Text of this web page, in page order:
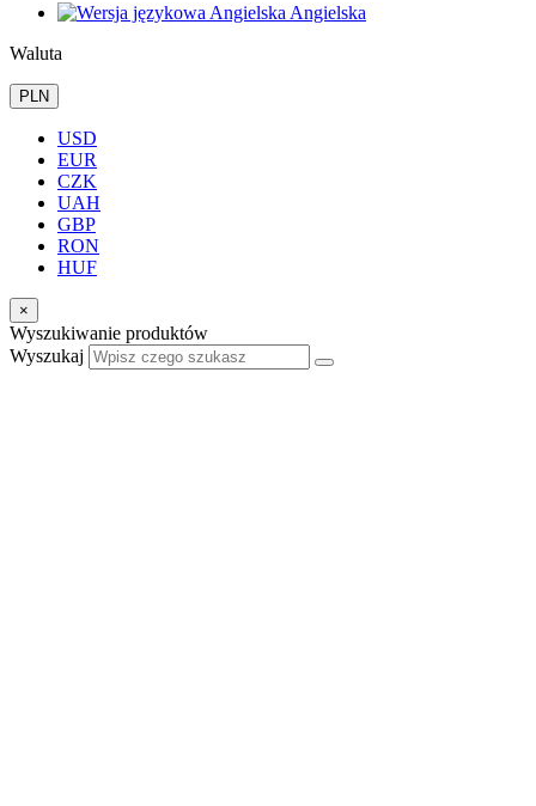
Angielska
Waluta
PLN
USD
EUR
CZK
UAH
GBP
RON
HUF
×
Wyszukiwanie produktów
Wyszukaj